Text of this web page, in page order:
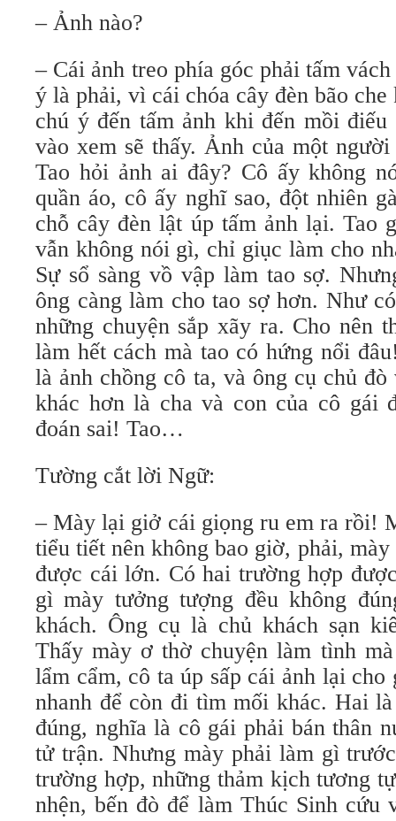
– Ảnh nào?
– Cái ảnh treo phía góc phải tấm
ý là phải, vì cái chóa cây đèn bão
chú ý đến tấm ảnh khi đến mồi điếu
vào xem sẽ thấy. Ảnh của một
Tao hỏi ảnh ai đây? Cô ấy không
quần áo, cô ấy nghĩ sao, đột nhiên
chỗ cây đèn lật úp tấm ảnh lại. Tao
vẫn không nói gì, chỉ giục làm cho
Sự sổ sàng vồ vập làm tao sợ.
ông càng làm cho tao sợ hơn. Như
những chuyện sắp xãy ra. Cho nên
làm hết cách mà tao có hứng nổi
là ảnh chồng cô ta, và ông cụ chủ
khác hơn là cha và con của cô gái
đoán sai! Tao…
Tường cắt lời Ngữ:
– Mày lại giở cái giọng ru em ra rồi!
tiểu tiết nên không bao giờ, phải,
được cái lớn. Có hai trường hợp
gì mày tưởng tượng đều không
khách. Ông cụ là chủ khách sạn
Thấy mày ơ thờ chuyện làm tình
lẩm cẩm, cô ta úp sấp cái ảnh lại
nhanh để còn đi tìm mối khác. Hai
đúng, nghĩa là cô gái phải bán thân
tử trận. Nhưng mày phải làm gì
trường hợp, những thảm kịch tương
nhện, bến đò để làm Thúc Sinh cứu